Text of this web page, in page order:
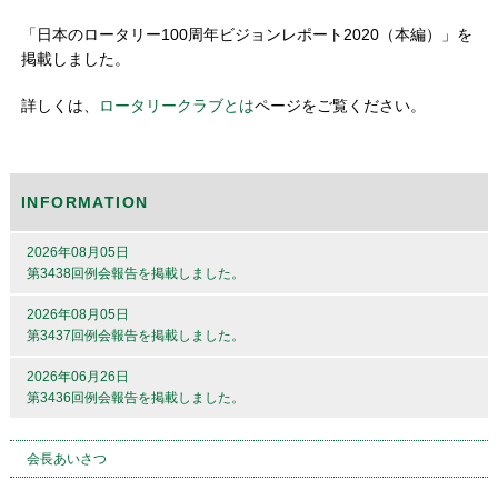
「日本のロータリー100周年ビジョンレポート2020（本編）」を
掲載しました。
詳しくは、 ロータリークラブとはページをご覧ください。
INFORMATION
2026年08月05日
第3438回例会報告を掲載しました。
2026年08月05日
第3437回例会報告を掲載しました。
2026年06月26日
第3436回例会報告を掲載しました。
会長あいさつ